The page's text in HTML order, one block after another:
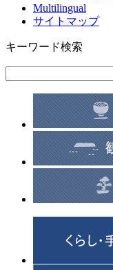
Multilingual
サイトマップ
キーワード検索